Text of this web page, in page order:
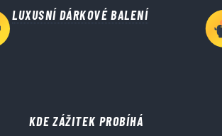
LUXUSNÍ DÁRKOVÉ BALENÍ
KDE ZÁŽITEK PROBÍHÁ